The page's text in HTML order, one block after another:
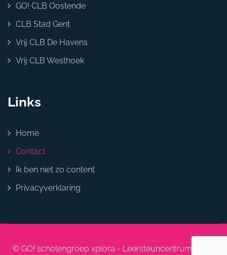
GO! CLB Oostende
CLB Stad Gent
Vrij CLB De Havens
Vrij CLB Westhoek
Links
Home
Contact
Ik ben niet zo content
Privacyverklaring
© GO! scholengroep xplora - Leersteuncentrum NOW